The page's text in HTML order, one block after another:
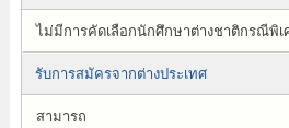
ไม่มีการคัดเลือกนักศึกษาต่างชาติกรณีพิเ
รับการสมัครจากต่างประเทศ
สามารถ